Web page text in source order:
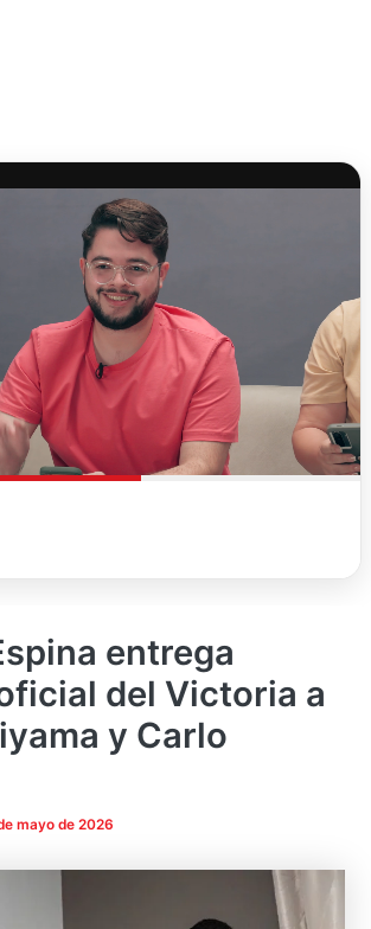
entrega
del Victoria a
y Carlo
mayo de 2026